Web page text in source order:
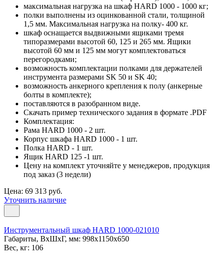
максимальная нагрузка на шкаф HARD 1000 - 1000 кг;
полки выполнены из оцинкованной стали, толщиной
1,5 мм. Максимальная нагрузка на полку- 400 кг.
шкаф оснащается выдвижными ящиками тремя
типоразмерами высотой 60, 125 и 265 мм. Ящики
высотой 60 мм и 125 мм могут комплектоваться
перегородками;
возможность комплектации полками для держателей
инструмента размерами SK 50 и SK 40;
возможность анкерного крепления к полу (анкерные
болты в комплекте);
поставляются в разобранном виде.
Скачать пример технического задания в формате .PDF
Комплектация:
Рама HARD 1000 - 2 шт.
Корпус шкафа HARD 1000 - 1 шт.
Полка HARD - 1 шт.
Ящик HARD 125 -1 шт.
Цену на комплект уточняйте у менеджеров, продукция
под заказ (3 недели)
Цена: 69 313 руб.
Уточнить наличие
Инструментальный шкаф HARD 1000-021010
Габариты, ВxШxГ, мм: 998x1150x650
Вес, кг: 106